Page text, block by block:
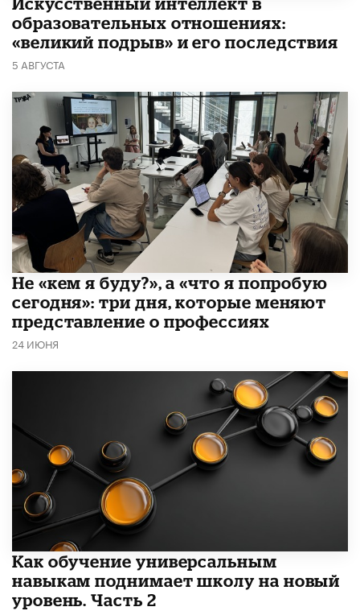
образовательных отношениях:
«великий подрыв» и его последствия
5 АВГУСТА
Не «кем я буду?», а «что я попробую
сегодня»: три дня, которые меняют
представление о профессиях
24 ИЮНЯ
​Как обучение универсальным
навыкам поднимает школу на новый
уровень. Часть 2